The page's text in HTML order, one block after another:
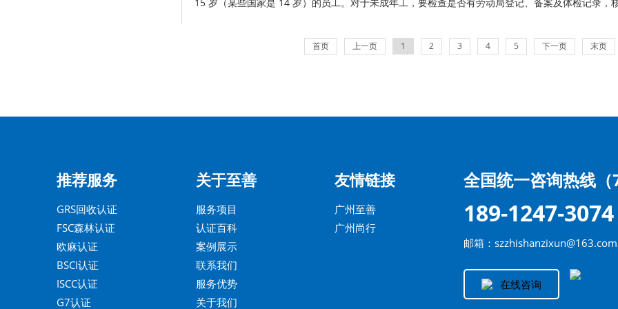
首页 上一页 1 2 3 4 5 下一页 末页
推荐服务
GRS回收认证
FSC森林认证
欧麻认证
BSCI认证
ISCC认证
G7认证
关于至善
服务项目
认证百科
案例展示
联系我们
服务优势
关于我们
友情链接
广州至善
广州尚行
全国统一咨询热线
189-1247-3074
邮箱：szzhishanzixun@163.com
在线咨询